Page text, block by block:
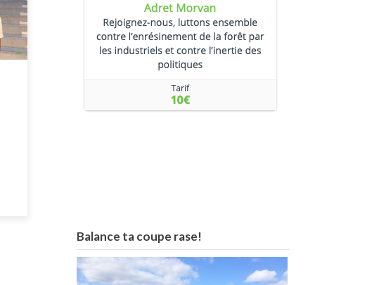
Balance ta coupe rase!